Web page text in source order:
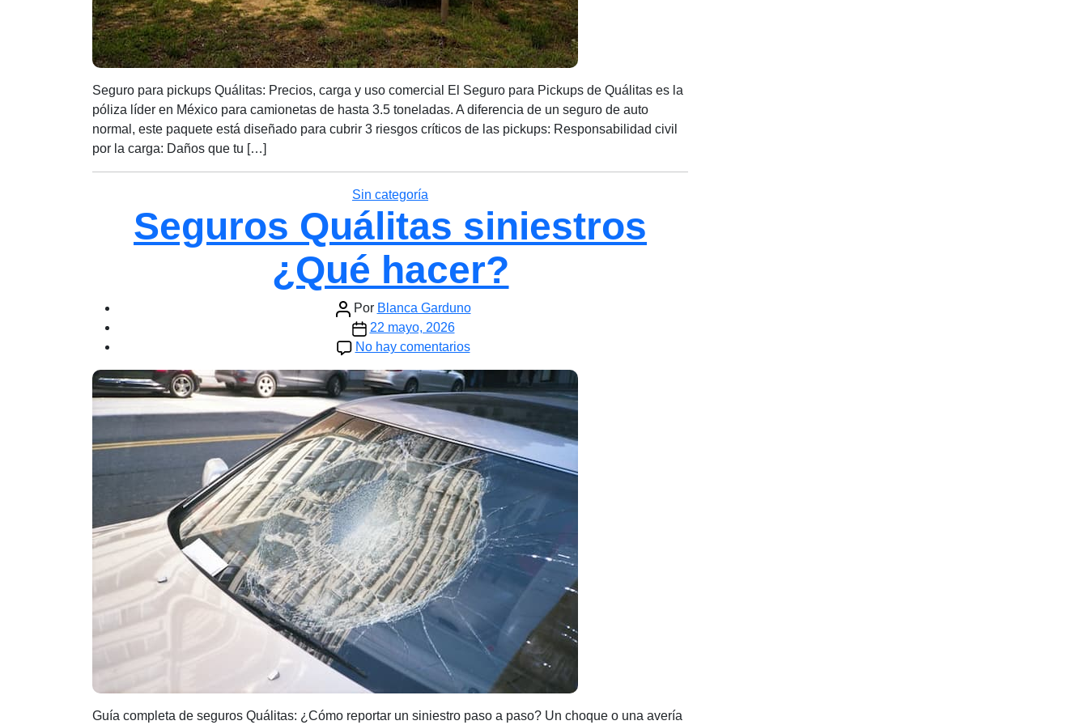
Seguro para pickups Quálitas: Precios, carga y uso comercial El Seguro para Pickups de Quálitas es la
póliza líder en México para camionetas de hasta 3.5 toneladas. A diferencia de un seguro de auto
normal, este paquete está diseñado para cubrir 3 riesgos críticos de las pickups: Responsabilidad civil
por la carga: Daños que tu […]
Categorías
Sin categoría
Seguros Quálitas siniestros
¿Qué hacer?
Autor
la
Por Blanca Garduno
Fecha
de
entrada
22 mayo, 2026
No hay comentariosen
Quálitas
siniestros
¿Qué
hacer?
Guía completa de seguros Quálitas: ¿Cómo reportar un siniestro paso a paso? Un choque o una avería